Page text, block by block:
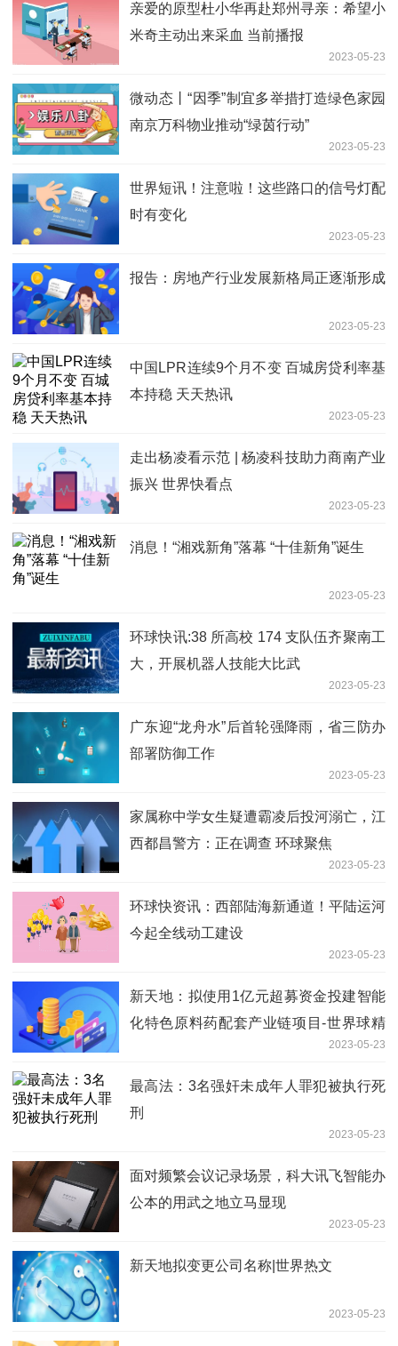
亲爱的原型杜小华再赴郑州寻亲：希望小
米奇主动出来采血 当前播报
2023-05-23
微动态丨“因季”制宜多举措打造绿色家园
南京万科物业推动“绿茵行动”
2023-05-23
世界短讯！注意啦！这些路口的信号灯配
时有变化
2023-05-23
报告：房地产行业发展新格局正逐渐形成
2023-05-23
中国LPR连续9个月不变 百城房贷利率基
本持稳 天天热讯
2023-05-23
走出杨凌看示范 | 杨凌科技助力商南产业
振兴 世界快看点
2023-05-23
消息！“湘戏新角”落幕 “十佳新角”诞生
2023-05-23
环球快讯:38 所高校 174 支队伍齐聚南工
大，开展机器人技能大比武
2023-05-23
广东迎“龙舟水”后首轮强降雨，省三防办
部署防御工作
2023-05-23
家属称中学女生疑遭霸凌后投河溺亡，江
西都昌警方：正在调查 环球聚焦
2023-05-23
环球快资讯：西部陆海新通道！平陆运河
今起全线动工建设
2023-05-23
新天地：拟使用1亿元超募资金投建智能
化特色原料药配套产业链项目-世界球精
2023-05-23
最高法：3名强奸未成年人罪犯被执行死
刑
2023-05-23
面对频繁会议记录场景，科大讯飞智能办
公本的用武之地立马显现
2023-05-23
新天地拟变更公司名称|世界热文
2023-05-23